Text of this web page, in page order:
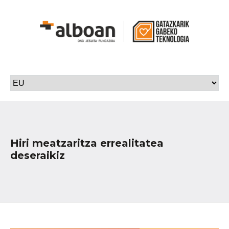
Hiri meatzaritza errealitatea
deseraikiz